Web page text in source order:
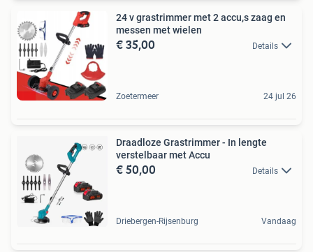
24 v grastrimmer met 2 accu,s zaag en
messen met wielen
€ 35,00 Details
Zoetermeer 24 jul 26
Draadloze Grastrimmer - In lengte
verstelbaar met Accu
€ 50,00 Details
Driebergen-Rijsenburg Vandaag